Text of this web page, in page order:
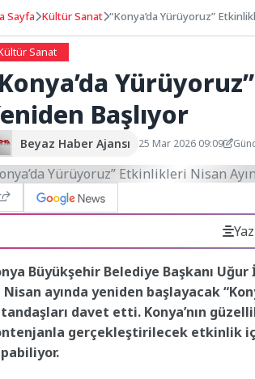
Sayfa Kültür Sanat “Konya’da Yürüyoruz”
Sanat
Başlıyor
Beyaz Haber Ajansı 25 Mar 2026 09:09
Büyükşehir Belediye Başkanı
Nisan ayında yeniden başlayacak
davet etti. Konya’nın
gerçekleştirilecek etkinlik